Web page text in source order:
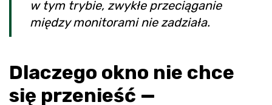
w tym trybie, zwykłe przeciąganie
między monitorami nie zadziała.
Dlaczego okno nie chce
się przenieść —